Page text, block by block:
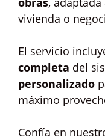
vivienda o
El servicio
completa del
personalizado
máximo
Confía en